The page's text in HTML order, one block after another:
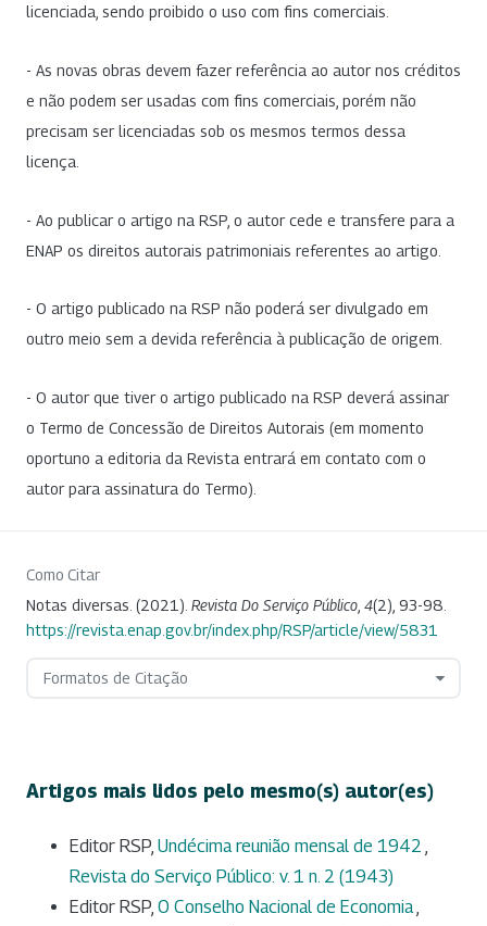
licenciada, sendo proibido o uso com fins comerciais.
- As novas obras devem fazer referência ao autor nos créditos
e não podem ser usadas com fins comerciais, porém não
precisam ser licenciadas sob os mesmos termos dessa
licença.
- Ao publicar o artigo na RSP, o autor cede e transfere para a
ENAP os direitos autorais patrimoniais referentes ao artigo.
- O artigo publicado na RSP não poderá ser divulgado em
outro meio sem a devida referência à publicação de origem.
- O autor que tiver o artigo publicado na RSP deverá assinar
o Termo de Concessão de Direitos Autorais (em momento
oportuno a editoria da Revista entrará em contato com o
autor para assinatura do Termo).
Como Citar
Notas diversas. (2021). Revista Do Serviço Público 4(2), 93-98.
https://revista.enap.gov.br/index.php/RSP/article/view/5831
Formatos de Citação
Artigos mais lidos pelo mesmo(s) autor(es)
Editor RSP, Undécima reunião mensal de 1942 ,
Revista do Serviço Público: v. 1 n. 2 (1943)
Editor RSP, O Conselho Nacional de Economia,